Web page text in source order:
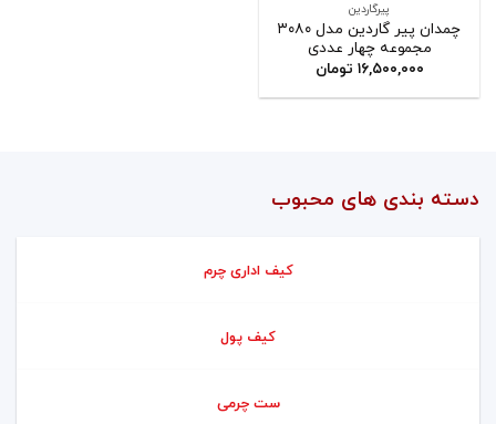
پیرگاردین
چمدان پیر گاردین مدل ۳۰۸۰
مجموعه چهار عددی
۱۶,۵۰۰,۰۰۰ تومان
دسته بندی های محبوب
کیف اداری چرم
کیف پول
ست چرمی